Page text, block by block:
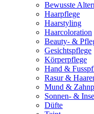
Bewusste
Haarpflege
Haarstyling
Haarcoloration
Beauty- &
Gesichtspflege
Körperpflege
Hand &
Rasur &
Mund &
Sonnen- &
Düfte